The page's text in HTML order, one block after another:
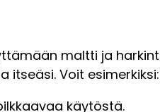
maltti ja
itseäsi. Voit esimerkiksi:
käytöstä.